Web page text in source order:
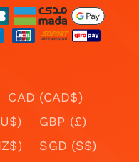
CAD (CAD$)
GBP (£)
SGD (S$)